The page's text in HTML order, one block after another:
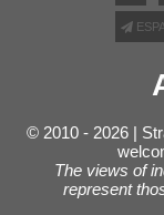
© 2010 - 2026 |
The views of
represent